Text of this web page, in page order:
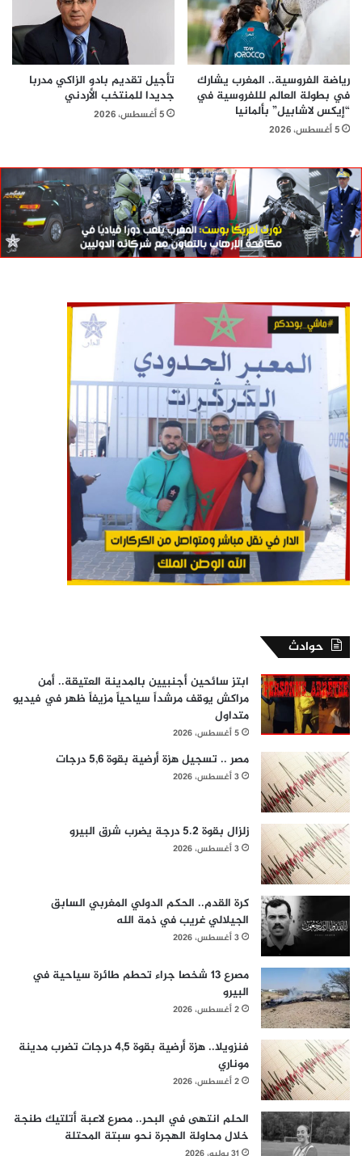
رياضة الفروسية.. المغرب يشارك
في بطولة العالم لللفروسية في
“إيكس لاشابيل” بألمانيا
5 أغسطس، 2026
تأجيل تقديم بادو الزاكي مدربا
جديدا للمنتخب الأردني
5 أغسطس، 2026
حوادث
ابتز سائحين أجنبيين بالمدينة العتيقة.. أمن
مراكش يوقف مرشداً سياحياً مزيفاً ظهر في فيديو
متداول
5 أغسطس، 2026
مصر .. تسجيل هزة أرضية بقوة 5,6 درجات
3 أغسطس، 2026
زلزال بقوة 5.2 درجة يضرب شرق البيرو
3 أغسطس، 2026
كرة القدم.. الحكم الدولي المغربي السابق
الجيلالي غريب في ذمة الله
3 أغسطس، 2026
مصرع 13 شخصا جراء تحطم طائرة سياحية في
البيرو
2 أغسطس، 2026
فنزويلا.. هزة أرضية بقوة 4,5 درجات تضرب مدينة
موناري
2 أغسطس، 2026
الحلم انتهى في البحر.. مصرع لاعبة أتلتيك طنجة
خلال محاولة الهجرة نحو سبتة المحتلة